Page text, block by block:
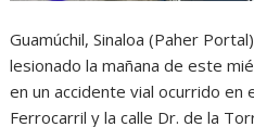
Guamúchil, Sinaloa (Paher
lesionado la mañana de este
en un accidente vial ocurrido en
Ferrocarril y la calle Dr. de la